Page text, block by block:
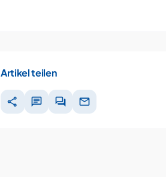
Artikel teilen
share chat forum mail